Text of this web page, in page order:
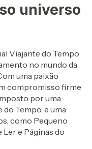
universo
Viajante do Tempo
no mundo da
uma paixão
compromisso firme
por uma
Tempo, e uma
como Pequeno
e Páginas do